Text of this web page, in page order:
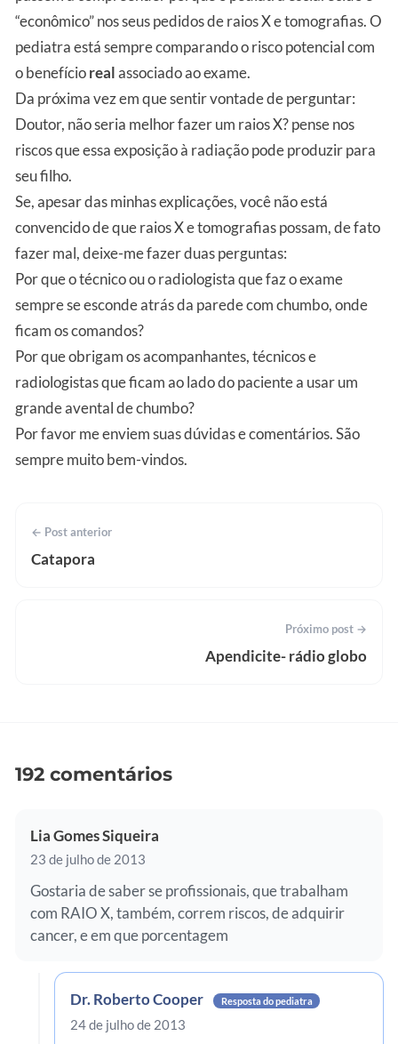
“econômico” nos seus pedidos de raios X e tomografias. O
pediatra está sempre comparando o risco potencial com
o benefíciorealassociado ao exame.
Da próxima vez em que sentir vontade de perguntar:
Doutor, não seria melhor fazer um raios X? pense nos
riscos que essa exposição à radiação pode produzir para
seu filho.
Se, apesar das minhas explicações, você não está
convencido de que raios X e tomografias possam, de fato
fazer mal, deixe-me fazer duas perguntas:
Por que o técnico ou o radiologista que faz o exame
sempre se esconde atrás da parede com chumbo, onde
ficam os comandos?
Por que obrigam os acompanhantes, técnicos e
radiologistas que ficam ao lado do paciente a usar um
grande avental de chumbo?
Por favor me enviem suas dúvidas e comentários. São
sempre muito bem-vindos.
← Post anterior
Catapora
Próximo post →
Apendicite- rádio globo
192 comentários
Lia Gomes Siqueira
23 de julho de 2013
Gostaria de saber se profissionais, que trabalham
com RAIO X, também, correm riscos, de adquirir
cancer, e em que porcentagem
Dr. Roberto Cooper Resposta do pediatra
24 de julho de 2013